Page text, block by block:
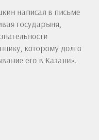
написал в письме
государыня,
которому долго
его в Казани».